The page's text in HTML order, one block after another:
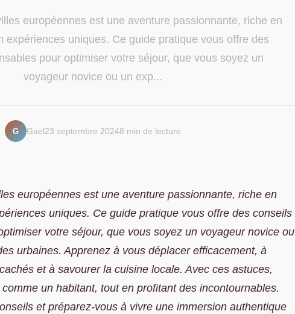
européennes est une aventure passionnante, riche en
expériences uniques. Ce guide pratique vous offre des
pour optimiser votre séjour, que vous soyez un
voyageur novice ou un exp...
G Gael 23 septembre 20248 min de lecture
européennes est une aventure passionnante, riche en
uniques. Ce guide pratique vous offre des conseils
votre séjour, que vous soyez un voyageur novice ou
urbaines. Apprenez à vous déplacer efficacement, à
et à savourer la cuisine locale. Avec ces astuces,
un habitant, tout en profitant des incontournables.
et préparez-vous à vivre une immersion authentique